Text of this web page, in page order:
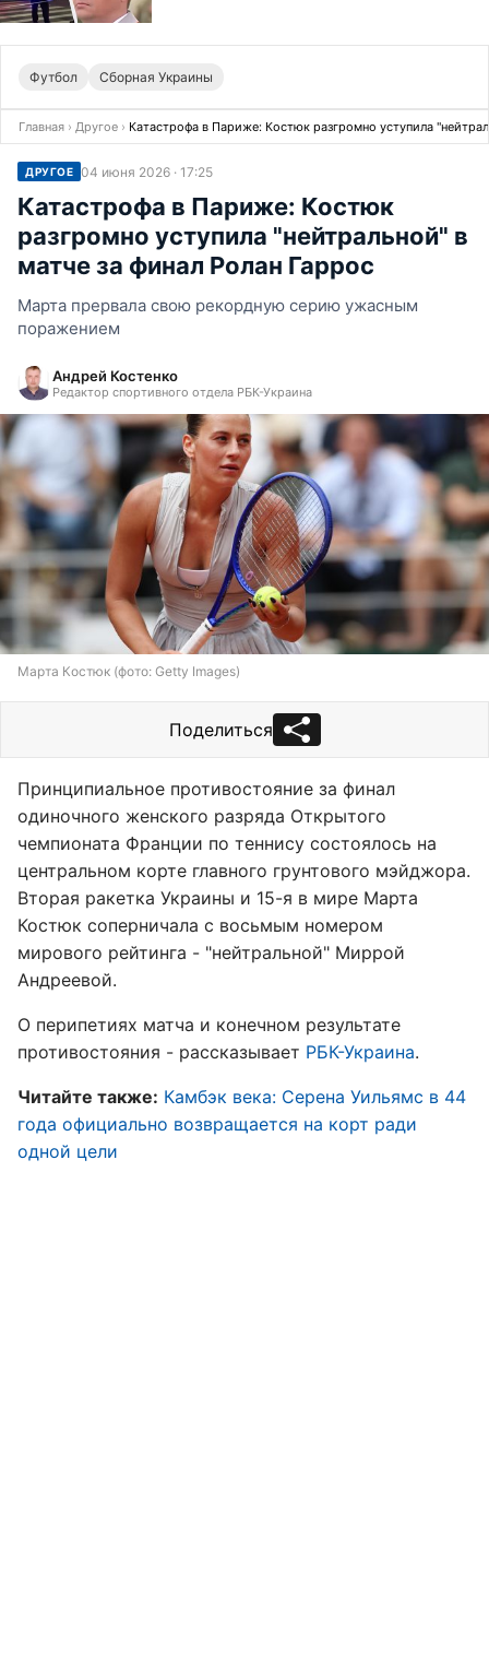
Футбол Сборная Украины
Главная › Другое › Катастрофа в Париже: Костюк разгромно уступила
ДРУГОЕ 04 июня 2026 · 17:25
Катастрофа в Париже: Костюк
разгромно уступила "нейтральной" в
матче за финал Ролан Гаррос
Марта прервала свою рекордную серию ужасным
поражением
Андрей Костенко
Редактор спортивного отдела РБК-Украина
Марта Костюк (фото: Getty Images)
Поделиться
Принципиальное противостояние за финал
одиночного женского разряда Открытого
чемпионата Франции по теннису состоялось на
центральном корте главного грунтового мэйджора.
Вторая ракетка Украины и 15-я в мире Марта
Костюк соперничала с восьмым номером
мирового рейтинга - "нейтральной" Миррой
Андреевой.
О перипетиях матча и конечном результате
противостояния - рассказывает РБК-Украина.
Читайте также: Камбэк века: Серена Уильямс в 44
года официально возвращается на корт ради
одной цели